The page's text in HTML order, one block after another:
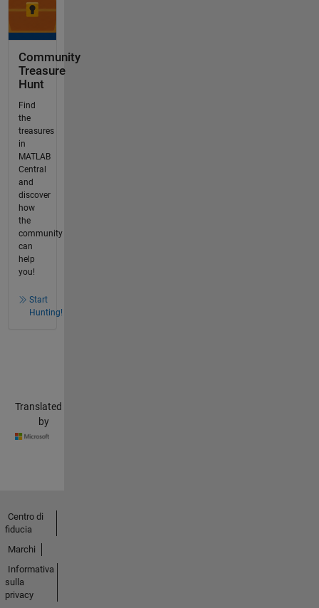
Community
Treasure
Hunt
Find
the
treasures
in
MATLAB
Central
and
discover
how
the
community
can
help
you!
Start
Hunting!
Translated
by
Centro di
fiducia
Marchi
Informativa
sulla
privacy